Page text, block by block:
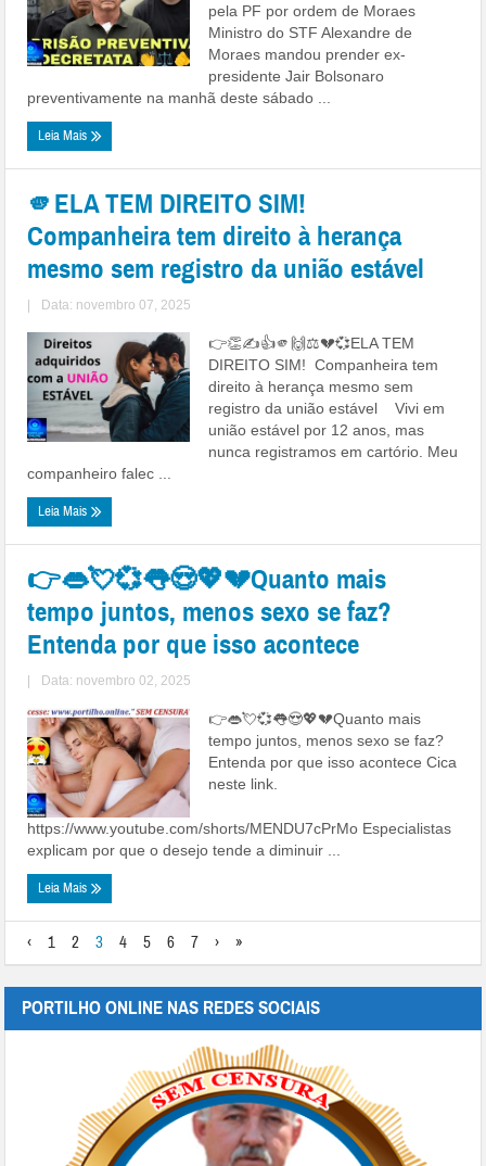
pela PF por ordem de Moraes
Ministro do STF Alexandre de
Moraes mandou prender ex-
presidente Jair Bolsonaro
preventivamente na manhã deste sábado ...
Leia Mais
🫵ELA TEM DIREITO SIM!
Companheira tem direito à herança
mesmo sem registro da união estável
Data: novembro 07, 2025
👉👏✍👍🫵🙌⚖💔💞ELA TEM
DIREITO SIM! Companheira tem
direito à herança mesmo sem
registro da união estável Vivi em
união estável por 12 anos, mas
nunca registramos em cartório. Meu
companheiro falec ...
Leia Mais
👉👄💘💞👅😍💖💔Quanto mais
tempo juntos, menos sexo se faz?
Entenda por que isso acontece
Data: novembro 02, 2025
👉👄💘💞👅😍💖💔Quanto mais
tempo juntos, menos sexo se faz?
Entenda por que isso acontece Cica
neste link.
https://www.youtube.com/shorts/MENDU7cPrMo Especialistas
explicam por que o desejo tende a diminuir ...
Leia Mais
‹ 1 2 3 4 5 6 7 › »
PORTILHO ONLINE NAS REDES SOCIAIS